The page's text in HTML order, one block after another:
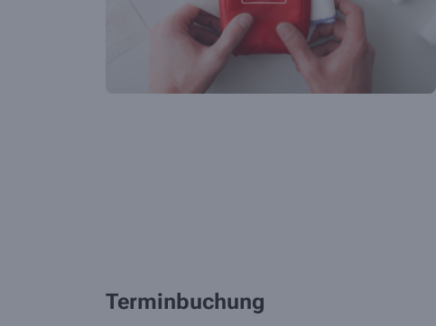
Terminbuchung